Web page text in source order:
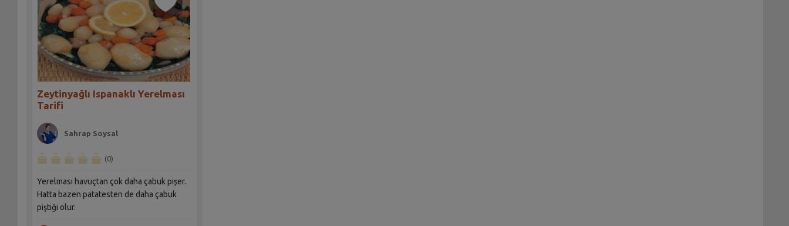
Zeytinyağlı Ispanaklı Yerelması
Tarifi
Sahrap Soysal
(0)
Yerelması havuçtan çok daha çabuk pişer.
Hatta bazen patatesten de daha çabuk
piştiği olur.